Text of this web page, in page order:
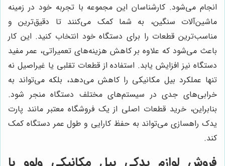
انجام می‌شود. کارشناسان این مجموعه با تجربه خود در زمینه
ماشین‌آلات سنگین، به شما کمک می‌کنند تا دقیق‌ترین و
مناسب‌ترین قطعات را برای دستگاه خود انتخاب کنید. این کار
باعث می‌شود که علاوه بر کاهش هزینه‌های تعمیراتی، عمر مفید
دستگاه نیز افزایش یابد. استفاده از قطعات تقلبی یا غیراصیل نه
تنها عملکرد بیل مکانیکی را کاهش می‌دهد، بلکه می‌تواند به
خرابی‌های جدی در سیستم‌های مختلف دستگاه منجر شود.
بنابراین، خرید قطعات اصلی از یک فروشگاه معتبر مانند پارت
یدک راهسازی می‌تواند به حفظ کارایی و طول عمر دستگاه کمک
کند.